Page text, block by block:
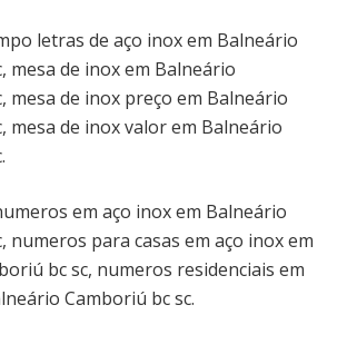
letras de aço inox em Balneário
mesa de inox em Balneário
mesa de inox preço em Balneário
mesa de inox valor em Balneário
em aço inox em Balneário
numeros para casas em aço inox em
bc sc, numeros residenciais em
Camboriú bc sc.